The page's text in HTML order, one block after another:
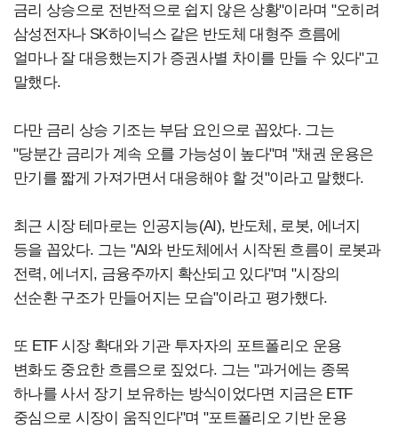
금리 상승으로 전반적으로 쉽지 않은 상황"이라며 "오히려
삼성전자나 SK하이닉스 같은 반도체 대형주 흐름에
얼마나 잘 대응했는지가 증권사별 차이를 만들 수 있다"고
말했다.
다만 금리 상승 기조는 부담 요인으로 꼽았다. 그는
"당분간 금리가 계속 오를 가능성이 높다"며 "채권 운용은
만기를 짧게 가져가면서 대응해야 할 것"이라고 말했다.
최근 시장 테마로는 인공지능(AI), 반도체, 로봇, 에너지
등을 꼽았다. 그는 "AI와 반도체에서 시작된 흐름이 로봇과
전력, 에너지, 금융주까지 확산되고 있다"며 "시장의
선순환 구조가 만들어지는 모습"이라고 평가했다.
또 ETF 시장 확대와 기관 투자자의 포트폴리오 운용
변화도 중요한 흐름으로 짚었다. 그는 "과거에는 종목
하나를 사서 장기 보유하는 방식이었다면 지금은 ETF
중심으로 시장이 움직인다"며 "포트폴리오 기반 운용